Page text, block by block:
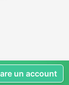
un account